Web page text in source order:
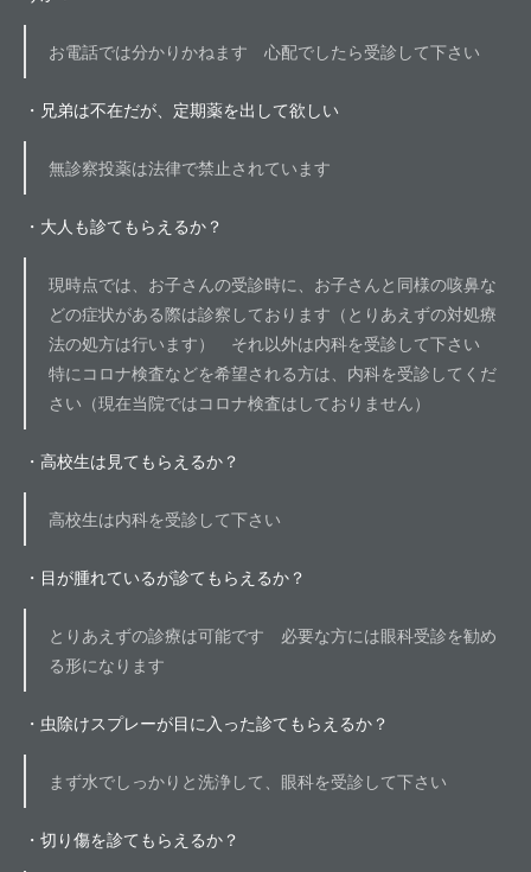
お電話では分かりかねます 心配でしたら受診して下さい
・兄弟は不在だが、定期薬を出して欲しい
無診察投薬は法律で禁止されています
・大人も診てもらえるか？
現時点では、お子さんの受診時に、お子さんと同様の咳鼻な
どの症状がある際は診察しております（とりあえずの対処療
法の処方は行います） それ以外は内科を受診して下さい
特にコロナ検査などを希望される方は、内科を受診してくだ
さい（現在当院ではコロナ検査はしておりません）
・高校生は見てもらえるか？
高校生は内科を受診して下さい
・目が腫れているが診てもらえるか？
とりあえずの診療は可能です 必要な方には眼科受診を勧め
る形になります
・虫除けスプレーが目に入った診てもらえるか？
まず水でしっかりと洗浄して、眼科を受診して下さい
・切り傷を診てもらえるか？